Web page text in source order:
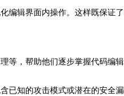
编辑界面内操作。这样既保证
等，帮助他们逐步掌握代码编辑
知的攻击模式或潜在的安全